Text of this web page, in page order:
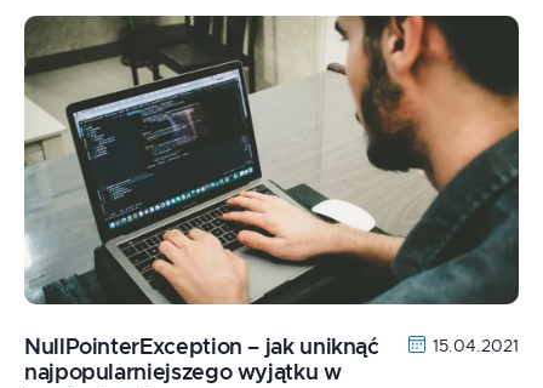
NullPointerException – jak uniknąć
najpopularniejszego wyjątku w
15.04.2021